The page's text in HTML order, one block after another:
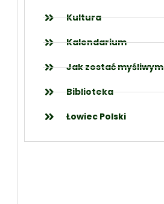
Kultura
Kalendarium
Jak zostać myśliwym
Biblioteka
Łowiec Polski